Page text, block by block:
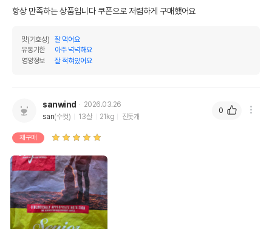
항상 만족하는 상품입니다 쿠폰으로 저렴하게 구매했어요
맛(기호성)
잘 먹어요
유통기한
아주 넉넉해요
영양정보
잘 적혀있어요
sanwind
2026.03.26
san(수컷) 13살 21kg 진돗개
재구매
0